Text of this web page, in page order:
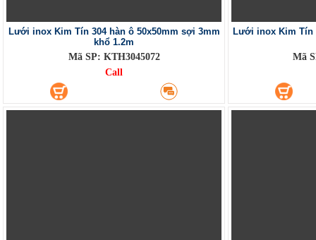
Lưới inox Kim Tín 304 hàn ô 50x50mm sợi 3mm
khổ 1.2m
Mã SP: KTH3045072
Call
Lưới inox Kim Tín
Mã